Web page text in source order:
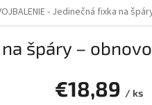
- Jedinečná fixka na
na špáry –
€18,89 / ks